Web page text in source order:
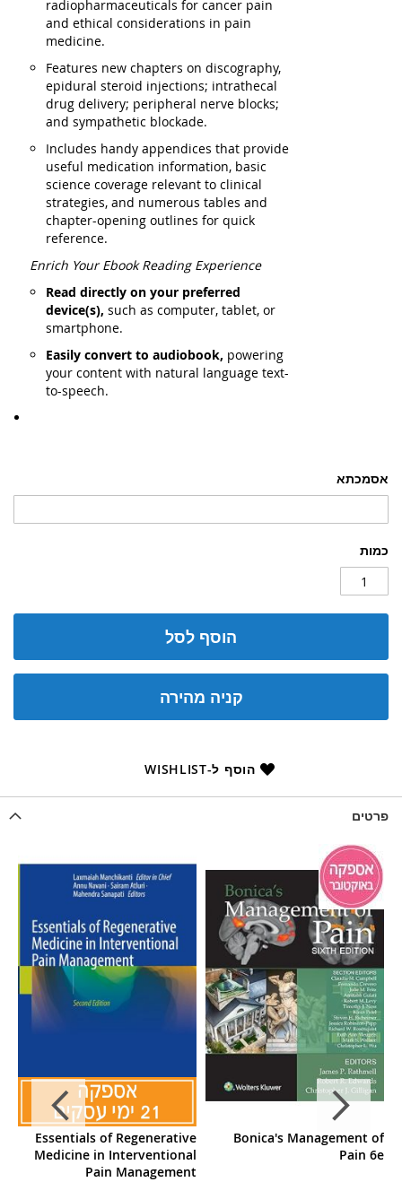
אסמכתא
כמות
הוסף לסל
קניה מהירה
הוסף ל-WISHLIST
radiopharmaceuticals for cancer pain
and ethical considerations in pain
medicine.
Features new chapters on discography,
epidural steroid injections; intrathecal
drug delivery; peripheral nerve blocks;
and sympathetic blockade.
Includes handy appendices that provide
useful medication information, basic
science coverage relevant to clinical
strategies, and numerous tables and
chapter-opening outlines for quick
reference.
Enrich Your Ebook Reading Experience
Read directly on your preferred
device(s), such as computer, tablet, or
smartphone.
Easily convert to audiobook, powering
your content with natural language text-
to-speech.
פרטים
Essentials of Regenerative
Medicine in Interventional
Pain Management
Bonica's Management of
Pain 6e